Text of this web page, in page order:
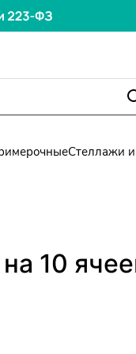
Стеллажи
10